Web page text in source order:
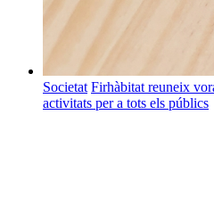
Societat Firhàbitat reuneix
activitats per a tots els públics